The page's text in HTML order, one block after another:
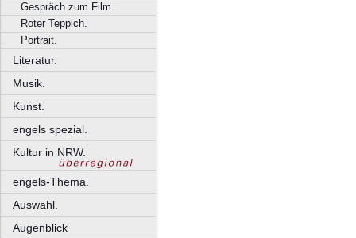
Gespräch zum Film.
Roter Teppich.
Portrait.
Literatur.
Musik.
Kunst.
engels spezial.
Kultur in NRW.
engels-Thema.
Auswahl.
Augenblick